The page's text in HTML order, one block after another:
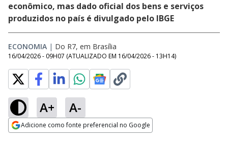
econômico, mas dado oficial dos bens e serviços
produzidos no país é divulgado pelo IBGE
ECONOMIA | Do R7, em Brasília
16/04/2026 - 09H07 (ATUALIZADO EM 16/04/2026 - 13H14)
A+ A-
Adicione como fonte preferencial no Google